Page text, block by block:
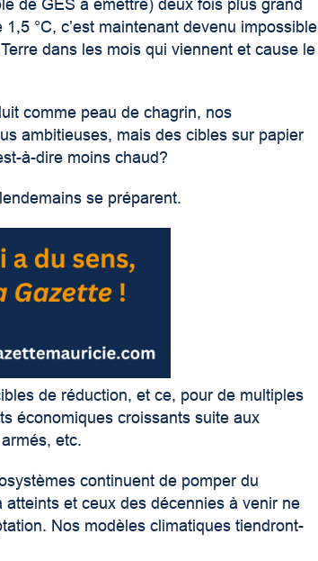
de GES à émettre) deux fois plus grand
°C, c’est maintenant devenu impossible
dans les mois qui viennent et cause le
comme peau de chagrin, nos
ambitieuses, mais des cibles sur papier
à-dire moins chaud?
se préparent.
de réduction, et ce, pour de multiples
économiques croissants suite aux
etc.
continuent de pomper du
et ceux des décennies à venir ne
Nos modèles climatiques tiendront-